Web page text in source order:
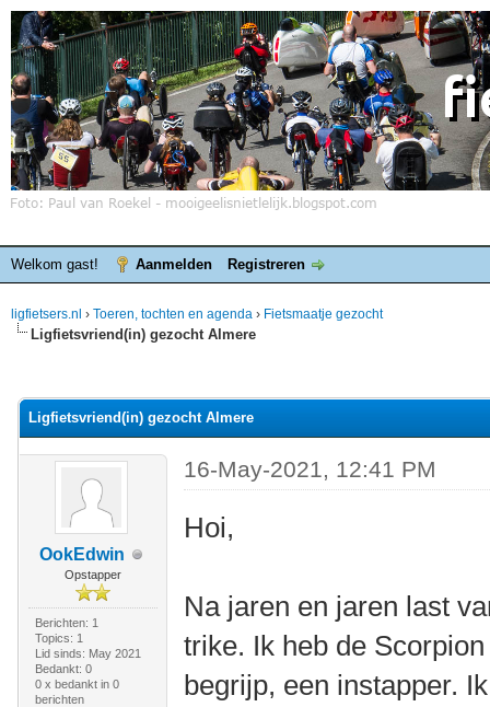
Welkom gast! Aanmelden Registreren
ligfietsers.nl › Toeren, tochten en agenda › Fietsmaatje gezocht
Ligfietsvriend(in) gezocht Almere
Ligfietsvriend(in) gezocht Almere
OokEdwin
Opstapper
Berichten: 1
Topics: 1
Lid sinds: May 2021
Bedankt: 0
0 x bedankt in 0
berichten
16-May-2021, 12:41 PM
Hoi,
Na jaren en jaren last
trike. Ik heb de
begrijp, een instapper.